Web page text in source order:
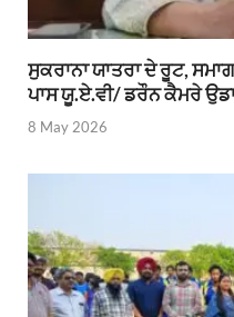
ਸੁਕਰਾਨਾ ਯਾਤਰਾ ਦੇ ਰੂਟ,
ਪਾਸ ਯੂ.ਏ.ਵੀ/ ਡਰੌਨ ਕੈਮਰੇ
8 May 2026